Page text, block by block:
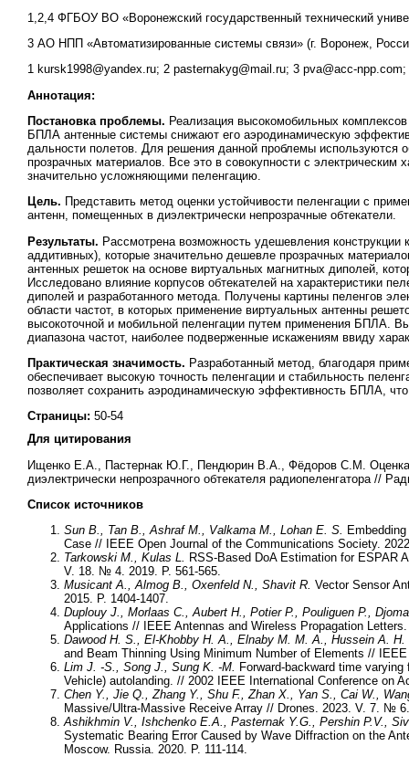
1,2,4 ФГБОУ ВО «Воронежский государственный технический
3 АО НПП «Автоматизированные системы связи» (г. Воронеж,
1 kursk1998@yandex.ru; 2 pasternakyg@mail.ru; 3 pva@acc-
Аннотация:
Постановка проблемы. Реализация высокомобильных
БПЛА антенные системы снижают его аэродинамическую
дальности полетов. Для решения данной проблемы используются
прозрачных материалов. Все это в совокупности с
значительно усложняющими пеленгацию.
Цель. Представить метод оценки устойчивости пеленгации с
антенн, помещенных в диэлектрически непрозрачные обтекатели.
Результаты. Рассмотрена возможность удешевления конструкции
аддитивных), которые значительно дешевле прозрачных
антенных решеток на основе виртуальных магнитных диполей,
Исследовано влияние корпусов обтекателей на характеристики
диполей и разработанного метода. Получены картины пеленгов
области частот, в которых применение виртуальных антенны
высокоточной и мобильной пеленгации путем применения БПЛА.
диапазона частот, наиболее подверженные искажениям ввиду
Практическая значимость. Разработанный метод, благодаря
обеспечивает высокую точность пеленгации и стабильность
позволяет сохранить аэродинамическую эффективность БПЛА,
Страницы: 50-54
Для цитирования
Ищенко Е.А., Пастернак Ю.Г., Пендюрин В.А., Фёдоров С.М. Оценка
диэлектрически непрозрачного обтекателя радиопеленгатора //
Список источников
Sun B., Tan B., Ashraf M., Valkama M., Lohan E. S.
Case // IEEE Open Journal of the Communications Society.
Tarkowski M., Kulas L. RSS-Based DoA Estimation for ESPAR
V. 18. № 4. 2019. P. 561-565.
Musicant A., Almog B., Oxenfeld N., Shavit R. Vector Sensor
2015. P. 1404-1407.
Duplouy J., Morlaas C., Aubert H., Potier P., Pouliguen P.,
Applications // IEEE Antennas and Wireless Propagation
Dawood H. S., El-Khobby H. A., Elnaby M. M. A., Hussein A. H.
and Beam Thinning Using Minimum Number of Elements //
Lim J. -S., Song J., Sung K. -M. Forward-backward time
Vehicle) autolanding. // 2002 IEEE International Conference on
Chen Y., Jie Q., Zhang Y., Shu F., Zhan X., Yan S., Cai W.,
Massive/Ultra-Massive Receive Array // Drones. 2023. V. 7. №
Ashikhmin V., Ishchenko E.A., Pasternak Y.G., Pershin P.V.,
Systematic Bearing Error Caused by Wave Diffraction on the
Moscow. Russia. 2020. P. 111-114.